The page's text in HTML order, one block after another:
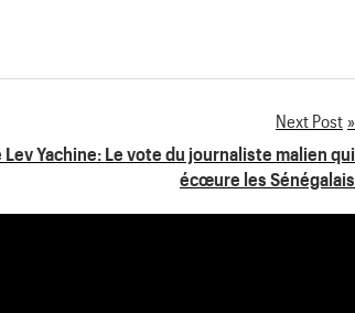
Next Post
Lev Yachine: Le vote du journaliste malien qui
écœure les Sénégalais